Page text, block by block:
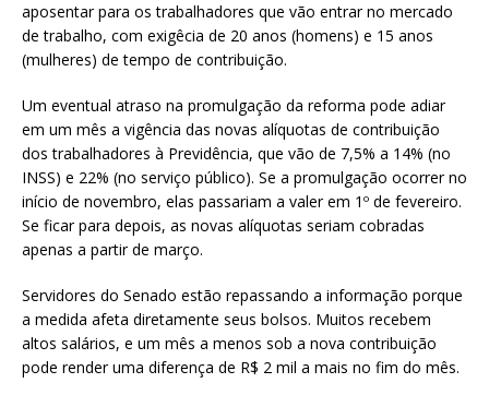
aposentar para os trabalhadores que vão entrar no mercado
de trabalho, com exigêcia de 20 anos (homens) e 15 anos
(mulheres) de tempo de contribuição.
Um eventual atraso na promulgação da reforma pode adiar
em um mês a vigência das novas alíquotas de contribuição
dos trabalhadores à Previdência, que vão de 7,5% a 14% (no
INSS) e 22% (no serviço público). Se a promulgação ocorrer no
início de novembro, elas passariam a valer em 1º de fevereiro.
Se ficar para depois, as novas alíquotas seriam cobradas
apenas a partir de março.
Servidores do Senado estão repassando a informação porque
a medida afeta diretamente seus bolsos. Muitos recebem
altos salários, e um mês a menos sob a nova contribuição
pode render uma diferença de R$ 2 mil a mais no fim do mês.